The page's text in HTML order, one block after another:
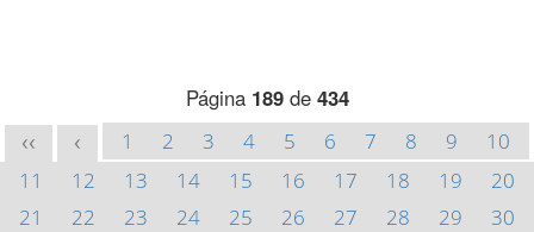
Página 189de 434
<< < 1 2 3 4 5 6 7 8 9
10
11
12 13 14 15 16 17 18 19
20
21
22 23 24 25 26 27 28 29
30